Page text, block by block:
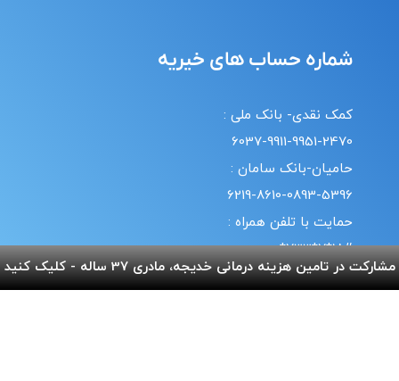
شماره حساب های خیریه
کمک نقدی- بانک ملی :
6037-9911-9951-2470
حامیان-بانک سامان :
6219-8610-0893-5396
حمایت با تلفن همراه :
18#*7*733*
20#*0*724*
مشارکت در تامین هزینه درمانی خدیجه، مادری 37 ساله - کلیک کنید